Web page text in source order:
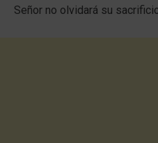
Señor no olvidará su